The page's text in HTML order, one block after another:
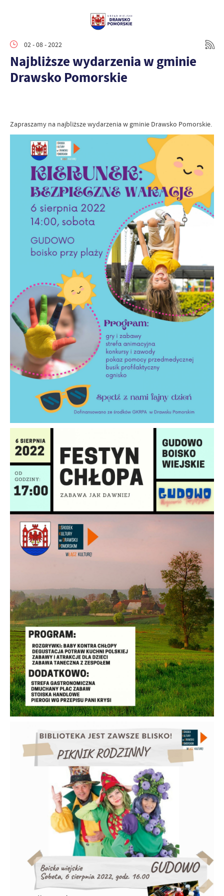
02 - 08 - 2022
Najbliższe wydarzenia w gminie
Drawsko Pomorskie
Zapraszamy na najbliższe wydarzenia w gminie Drawsko Pomorskie.